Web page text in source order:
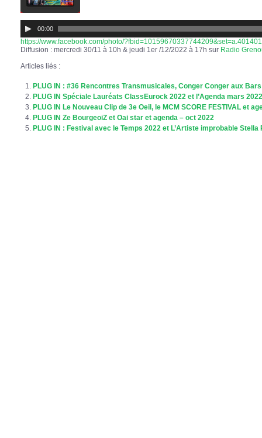
00:00
https://www.facebook.com/photo/
Diffusion : mercredi 30/11 à 10h & jeudi 1er /12/2022 à 17h sur Radio
Articles liés :
PLUG IN : #36 Rencontres Transmusicales, Conger Conger aux
PLUG IN Spéciale Lauréats ClassEurock 2022 et l’Agenda mars
PLUG IN Le Nouveau Clip de 3e Oeil, le MCM SCORE FESTIVAL et
PLUG IN Ze BourgeoiZ et Oai star et agenda – oct 2022
PLUG IN : Festival avec le Temps 2022 et L’Artiste improbable Stella